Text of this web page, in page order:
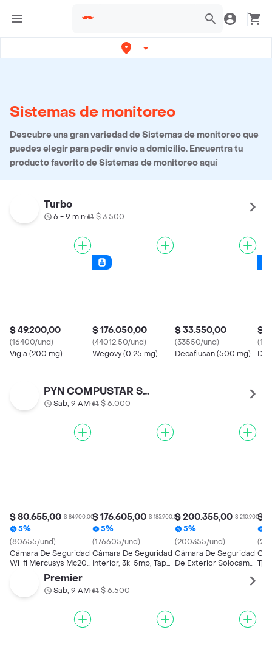
Sistemas de monitoreo
Descubre una gran variedad de Sistemas de monitoreo que
puedes elegir para pedir envio a domicilio. Encuentra tu
producto favorito de Sistemas de monitoreo aquí
Turbo
6 - 9 min• $ 3.500
$ 49.200,00
(16400/und)
Vigia (200 mg)
$ 176.050,00
(44012.50/und)
Wegovy (0.25 mg)
$ 33.550,00
(33550/und)
Decaflusan (500 mg)
$
PYN COMPUSTAR SAS
Sab, 9 AM• $ 6.000
$ 80.655,00 $ 84.900,00
5%
(80655/und)
Cámara De Seguridad
Wi-fi Mercusys Mc200
Full Hd Rotatoria V
$ 176.605,00 $ 185.900,00
5%
(176605/und)
Cámara De Seguridad
Interior, 3k-5mp, Tapo,
$ 200.355,00 $ 210.900,00
5%
(200355/und)
Cámara De Seguridad
De Exterior Solocam
$
Tp-
Premier
Sab, 9 AM• $ 6.500